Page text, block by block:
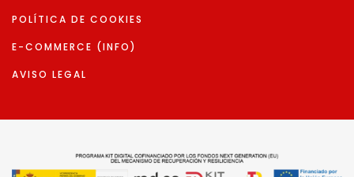
POLÍTICA DE COOKIES
E-COMMERCE (INFO)
AVISO LEGAL